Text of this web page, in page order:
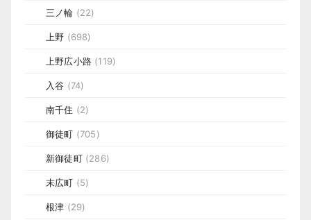
三ノ輪 (22)
上野 (698)
上野広小路 (119)
入谷 (74)
南千住 (2)
御徒町 (705)
新御徒町(286)
末広町 (5)
根津 (29)